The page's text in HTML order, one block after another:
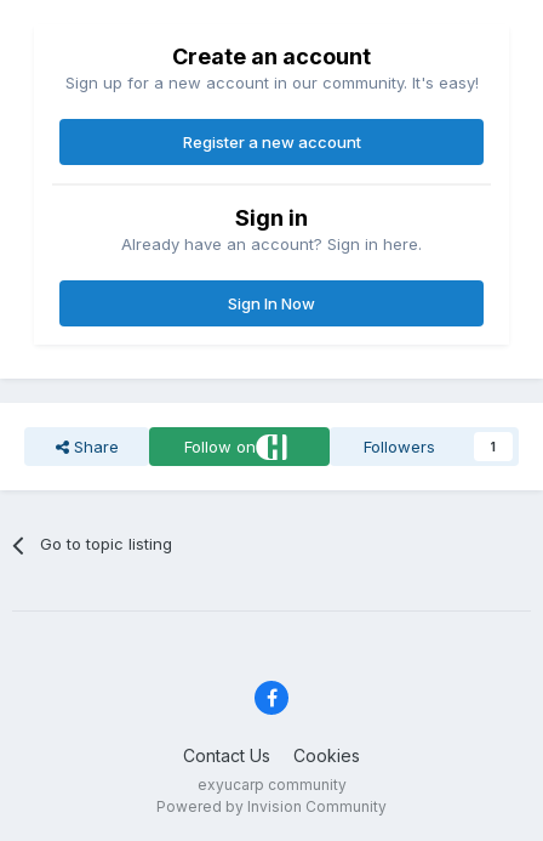
Create an account
Sign up for a new account in our community. It's easy!
Register a new account
Sign in
Already have an account? Sign in here.
Sign In Now
Share Follow on Followers 1
Go to topic listing
Contact Us Cookies
exyucarp community
Powered by Invision Community